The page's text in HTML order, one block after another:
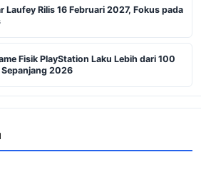
Laufey Rilis 16 Februari 2027, Fokus pada
Fisik PlayStation Laku Lebih dari 100
Sepanjang 2026